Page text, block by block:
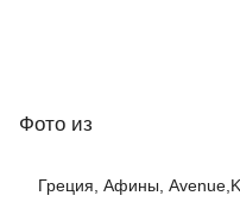
Фото из
Греция, Афины,